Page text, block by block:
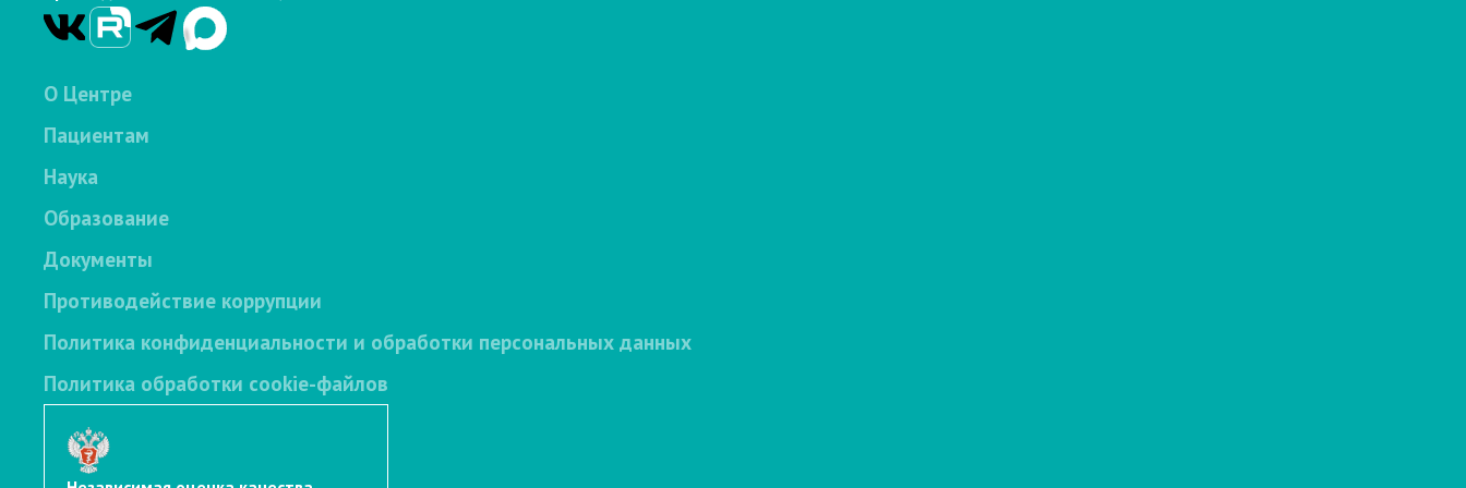
О Центре
Пациентам
Наука
Образование
Документы
Противодействие коррупции
Политика конфиденциальности и обработки персональных данных
Политика обработки cookie-файлов